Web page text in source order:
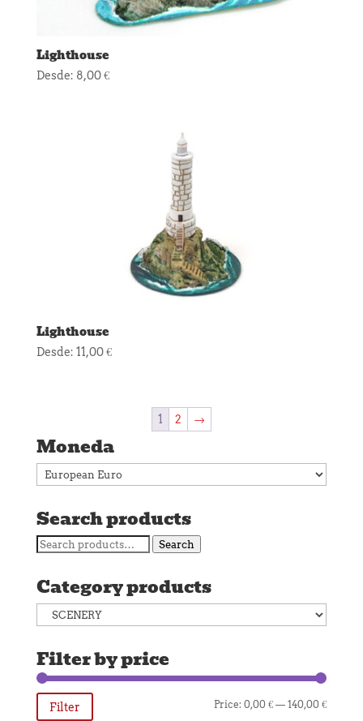
Lighthouse
Desde: 8,00€
Lighthouse
Desde: 11,00€
1 2 →
Moneda
Search products
Search
Search
Category products
Filter by price
Min
Max
Filter Price:0,00 € —140,00 €